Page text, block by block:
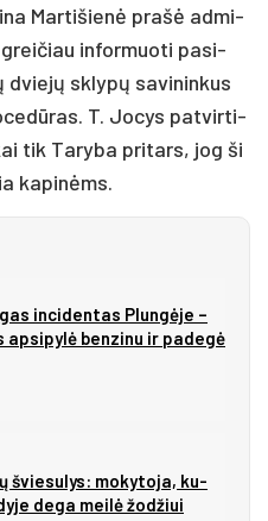
Mar­ti­šie­nė pra­šė ad­mi­
in­for­muo­ti pa­si­
skly­pų sa­vi­nin­kus
T. Jo­cys pa­tvir­ti­
tik Ta­ry­ba pri­tars, jog ši
ka­pi­nėms.
in­ci­den­tas Plun­gė­je –
ap­si­py­lė ben­zi­nu ir pa­de­gė
švie­su­lys: mo­ky­to­ja, ku­
de­ga mei­lė žo­džiui